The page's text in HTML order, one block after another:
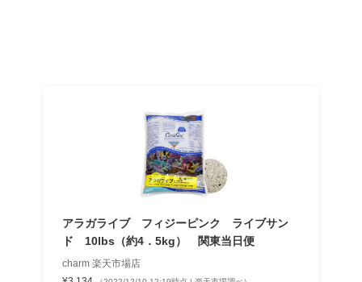
アラガライブ フィジーピンク ライブサン
ド 10lbs（約4．5kg） 関東当日便
charm 楽天市場店